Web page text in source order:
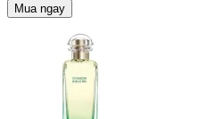
Mua ngay